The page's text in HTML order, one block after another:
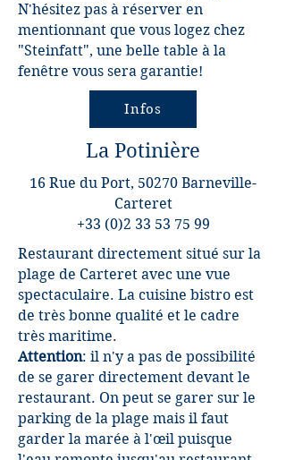
N'hésitez pas à réserver en
mentionnant que vous logez chez
"Steinfatt", une belle table à la
fenêtre vous sera garantie!
Infos
La Potinière
16 Rue du Port, 50270 Barneville-
Carteret
+33 (0)2 33 53 75 99
Restaurant directement situé sur la
plage de Carteret avec une vue
spectaculaire. La cuisine bistro est
de très bonne qualité et le cadre
très maritime.
Attention: il n'y a pas de possibilité
de se garer directement devant le
restaurant. On peut se garer sur le
parking de la plage mais il faut
garder la marée à l'œil puisque